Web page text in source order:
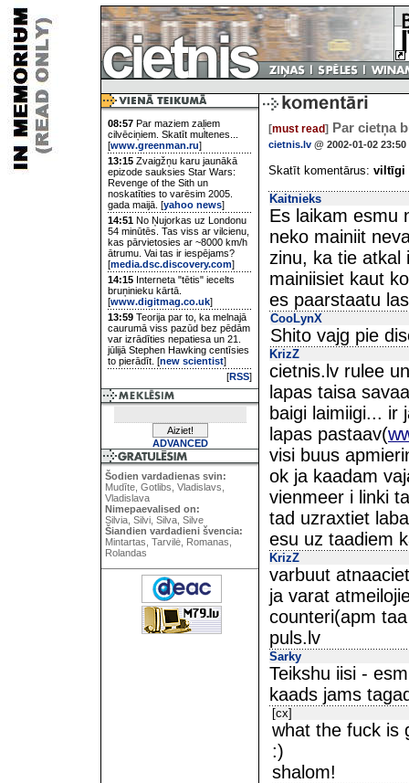
08:57 Par maziem zaļiem
cilvēciņiem. Skatīt multenes...
[www.greenman.ru]
13:15 Zvaigžņu karu jaunākā
epizode sauksies Star Wars:
Revenge of the Sith un
noskatīties to varēsim 2005.
gada maijā. [yahoo news]
14:51 No Ņujorkas uz Londonu
54 minūtēs. Tas viss ar vilcienu,
kas pārvietosies ar ~8000 km/h
ātrumu. Vai tas ir iespējams?
[media.dsc.discovery.com]
14:15 Interneta "tētis" iecelts
bruņinieku kārtā.
[www.digitmag.co.uk]
13:59 Teorija par to, ka melnajā
caurumā viss pazūd bez pēdām
var izrādīties nepatiesa un 21.
jūlijā Stephen Hawking centīsies
to pierādīt. [new scientist]
[RSS]
ADVANCED
Šodien vardadienas svin:
Mudīte, Gotlibs, Vladislavs,
Vladislava
Nimepaevalised on:
Silvia, Silvi, Silva, Silve
Šiandien vardadieni švencia:
Mintartas, Tarvilė, Romanas,
Rolandas
[must read] Par cietņa
cietnis.lv @ 2002-01-02 23:50
Skatīt komentārus: viltīgi
Kaitnieks
Es laikam esmu
neko mainiit
zinu, ka tie atkal
mainiisiet kaut
es paarstaatu
CooLynX
Shito vajg pie
KrizZ
cietnis.lv rulee
lapas taisa
baigi laimiigi... ir
lapas pastaav(
visi buus
ok ja kaadam
vienmeer i linki
tad uzraxtiet
esu uz taadiem
KrizZ
varbuut
ja varat
counteri(apm
puls.lv
Sarky
Teikshu iisi -
kaads jams
[cx]
what the fuck is
:)
shalom!